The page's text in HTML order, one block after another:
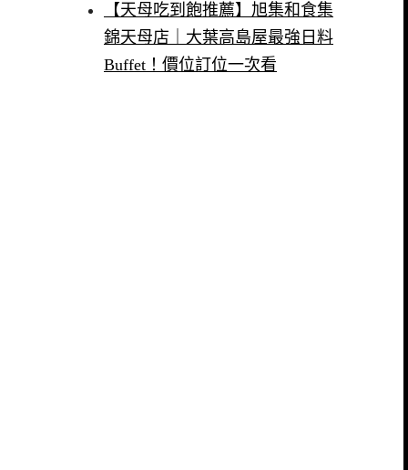
【天母吃到飽推薦】旭集和食集
錦天母店｜大葉高島屋最強日料
Buffet！價位訂位一次看